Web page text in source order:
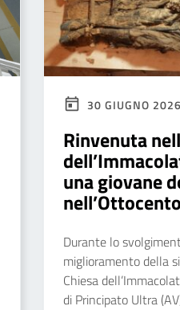
30 GIUGNO 2026
Rinvenuta
una giovane
nell’Ottocento
Durante lo
miglioramento della
Chiesa
di Principato Ultra